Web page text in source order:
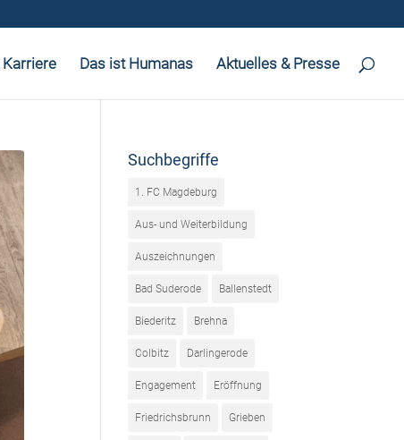
Das ist Humanas Aktuelles & Presse
Suchbegriffe
1. FC Magdeburg
Aus- und Weiterbildung
Auszeichnungen
Bad Suderode Ballenstedt
Biederitz Brehna
Colbitz Darlingerode
Engagement Eröffnung
Friedrichsbrunn Grieben